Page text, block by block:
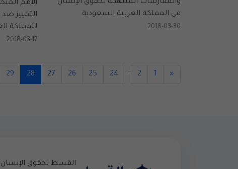
والممارسات المنتهكة لحقوق الإنسان
في المملكة العربية السعودية.
2018-03-30
الأمم
التمييز
للمملكة
2018-03-17
«
1
2
...
24
25
26
27
28
29
القسط لحقوق